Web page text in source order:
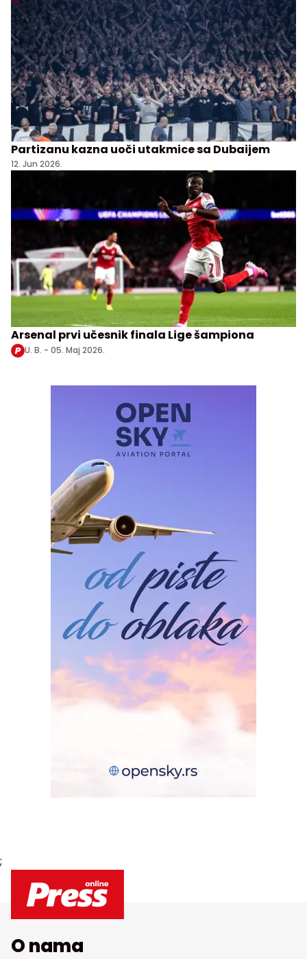
Partizanu kazna uoči utakmice sa Dubaijem
12. Jun 2026.
Arsenal prvi učesnik finala Lige šampiona
U. B. - 05. Maj 2026.
;
O nama